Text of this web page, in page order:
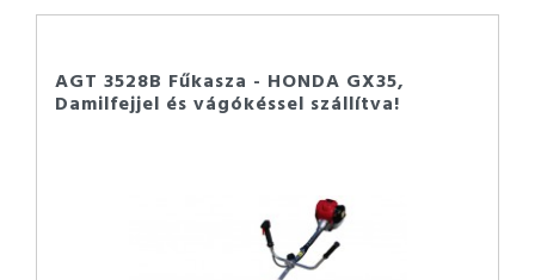
AGT 3528B Fűkasza - HONDA GX35,
Damilfejjel és vágókéssel szállítva!